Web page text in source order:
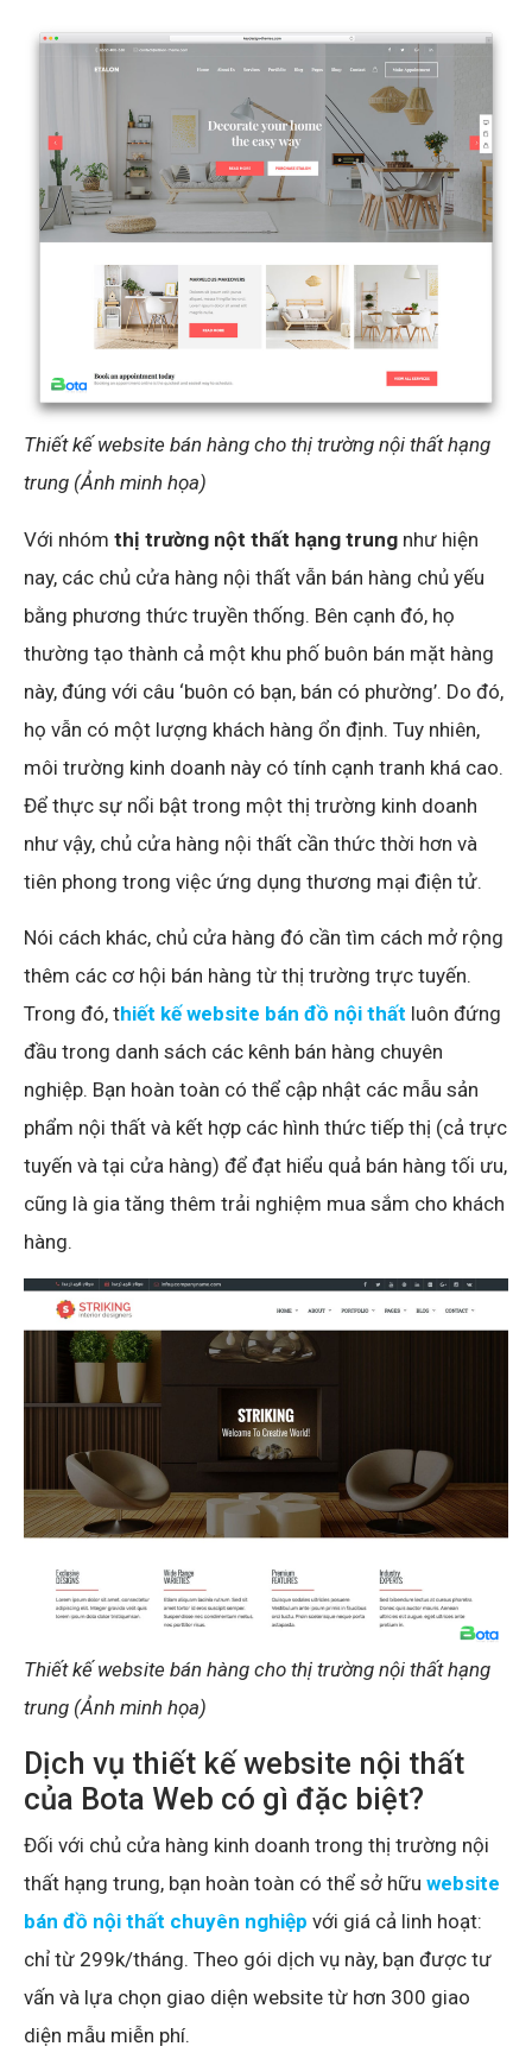
Thiết kế website bán hàng cho thị trường nội thất hạng
trung (Ảnh minh họa)
Với nhóm thị trường nột thất hạng trung như hiện
nay, các chủ cửa hàng nội thất vẫn bán hàng chủ yếu
bằng phương thức truyền thống. Bên cạnh đó, họ
thường tạo thành cả một khu phố buôn bán mặt hàng
này, đúng với câu ‘buôn có bạn, bán có phường’. Do đó,
họ vẫn có một lượng khách hàng ổn định. Tuy nhiên,
môi trường kinh doanh này có tính cạnh tranh khá cao.
Để thực sự nổi bật trong một thị trường kinh doanh
như vậy, chủ cửa hàng nội thất cần thức thời hơn và
tiên phong trong việc ứng dụng thương mại điện tử.
Nói cách khác, chủ cửa hàng đó cần tìm cách mở rộng
thêm các cơ hội bán hàng từ thị trường trực tuyến.
Trong đó, thiết kế website bán đồ nội thất luôn đứng
đầu trong danh sách các kênh bán hàng chuyên
nghiệp. Bạn hoàn toàn có thể cập nhật các mẫu sản
phẩm nội thất và kết hợp các hình thức tiếp thị (cả trực
tuyến và tại cửa hàng) để đạt hiểu quả bán hàng tối ưu,
cũng là gia tăng thêm trải nghiệm mua sắm cho khách
hàng.
Thiết kế website bán hàng cho thị trường nội thất hạng
trung (Ảnh minh họa)
Dịch vụ thiết kế website nội thất
của Bota Web có gì đặc biệt?
Đối với chủ cửa hàng kinh doanh trong thị trường nội
thất hạng trung, bạn hoàn toàn có thể sở hữu website
bán đồ nội thất chuyên nghiệp với giá cả linh hoạt:
chỉ từ 299k/tháng. Theo gói dịch vụ này, bạn được tư
vấn và lựa chọn giao diện website từ hơn 300 giao
diện mẫu miễn phí.